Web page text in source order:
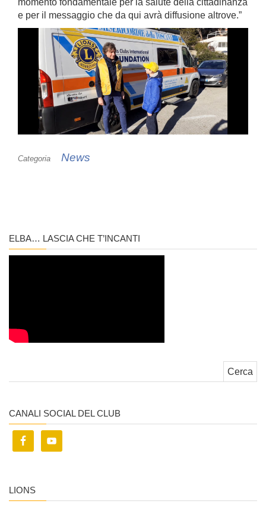
momento fondamentale per la salute della cittadinanza
e per il messaggio che da qui avrà diffusione altrove.”
Categoria News
ELBA… LASCIA CHE T’INCANTI
CANALI SOCIAL DEL CLUB
LIONS